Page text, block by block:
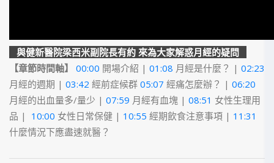
與健新醫院梁西米副院長有約 來為大家解惑月經的疑問
【章節時間軸】 00:00 開場介紹 | 01:08 月經是什麼？ | 02:23
月經的週期 | 03:42 經前症候群 05:07 經痛怎麼辦？ | 06:20
月經的出血量多/量少 | 07:59 月經有血塊 | 08:51 女性生理用
品 |
10:00 女性日常保健 | 10:55 經期飲食注意事項 | 11:31
什麼情況下應盡速就醫？